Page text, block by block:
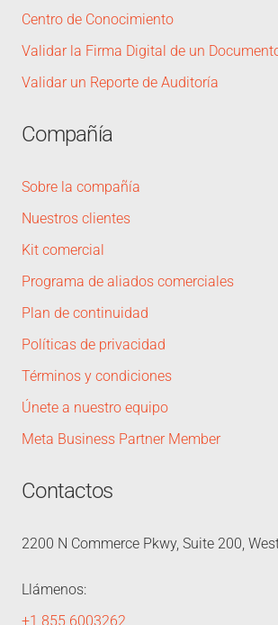
Centro de Conocimiento
Validar la Firma Digital de un
Validar un Reporte de Auditoría
Compañía
Sobre la compañía
Nuestros clientes
Kit comercial
Programa de aliados comerciales
Plan de continuidad
Políticas de privacidad
Términos y condiciones
Únete a nuestro equipo
Meta Business Partner Member
Contactos
2200 N Commerce Pkwy, Suite 200,
Llámenos:
+1 855 6003262